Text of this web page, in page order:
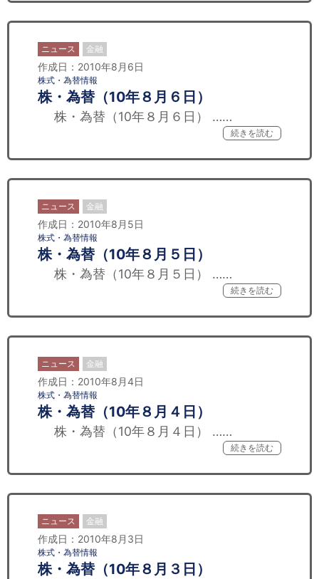
ニュース 金融
作成日：2010年8月6日
株式・為替情報
株・為替（10年８月６日）
株・為替（10年８月６日） ……
続きを読む
ニュース 金融
作成日：2010年8月5日
株式・為替情報
株・為替（10年８月５日）
株・為替（10年８月５日） ……
続きを読む
ニュース 金融
作成日：2010年8月4日
株式・為替情報
株・為替（10年８月４日）
株・為替（10年８月４日） ……
続きを読む
ニュース 金融
作成日：2010年8月3日
株式・為替情報
株・為替（10年８月３日）